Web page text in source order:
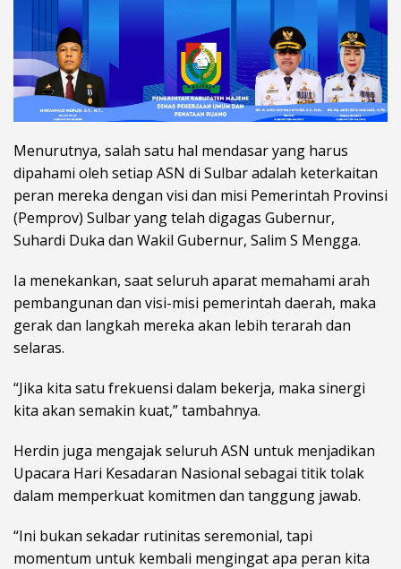
Menurutnya, salah satu hal mendasar yang harus
dipahami oleh setiap ASN di Sulbar adalah keterkaitan
peran mereka dengan visi dan misi Pemerintah Provinsi
(Pemprov) Sulbar yang telah digagas Gubernur,
Suhardi Duka dan Wakil Gubernur, Salim S Mengga.
Ia menekankan, saat seluruh aparat memahami arah
pembangunan dan visi-misi pemerintah daerah, maka
gerak dan langkah mereka akan lebih terarah dan
selaras.
“Jika kita satu frekuensi dalam bekerja, maka sinergi
kita akan semakin kuat,” tambahnya.
Herdin juga mengajak seluruh ASN untuk menjadikan
Upacara Hari Kesadaran Nasional sebagai titik tolak
dalam memperkuat komitmen dan tanggung jawab.
“Ini bukan sekadar rutinitas seremonial, tapi
momentum untuk kembali mengingat apa peran kita